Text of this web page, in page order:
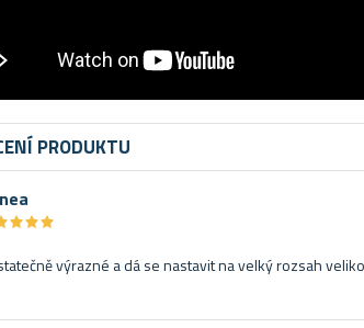
PRODUKTU
★★★
★★★
výrazné a dá se nastavit na velký rozsah